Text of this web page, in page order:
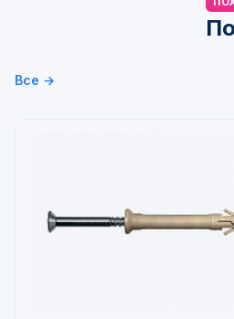
Все →